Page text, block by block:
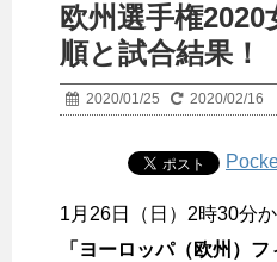
欧州選手権
順と試合結果！
2020/01/25 2020/02/16
1月26日（日）2時30分
「ヨーロッパ（欧州）